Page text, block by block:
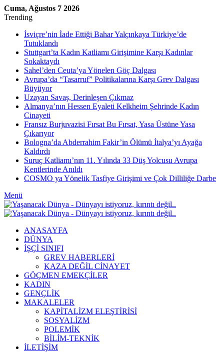
Cuma, Ağustos 7 2026
Trending
İsviçre’nin İade Ettiği Bahar Yalçınkaya Türkiye’de
Tutuklandı
Stuttgart’ta Kadın Katliamı Girişimine Karşı Kadınlar
Sokaktaydı
Sahel’den Ceuta’ya Yönelen Göç Dalgası
Avrupa’da “Tasarruf” Politikalarına Karşı Grev Dalgası
Büyüyor
Uzayan Savaş, Derinleşen Çıkmaz
Almanya’nın Hessen Eyaleti Kelkheim Şehrinde Kadın
Cinayeti
Fransız Burjuvazisi Fırsat Bu Fırsat, Yasa Üstüne Yasa
Çıkarıyor
Bologna’da Abderrahim Fakir’in Ölümü İtalya’yı Ayağa
Kaldırdı
Suruç Katliamı’nın 11. Yılında 33 Düş Yolcusu Avrupa
Kentlerinde Anıldı
COSMO ya Yönelik Tasfiye Girişimi ve Çok Dilliliğe Darbe
Menü
ANASAYFA
DÜNYA
İŞÇİ SINIFI
GREV HABERLERİ
KAZA DEĞİL CİNAYET
GÖÇMEN EMEKÇİLER
KADIN
GENÇLİK
MAKALELER
KAPİTALİZM ELEŞTİRİSİ
SOSYALİZM
POLEMİK
BİLİM-TEKNİK
ILETIŞIM